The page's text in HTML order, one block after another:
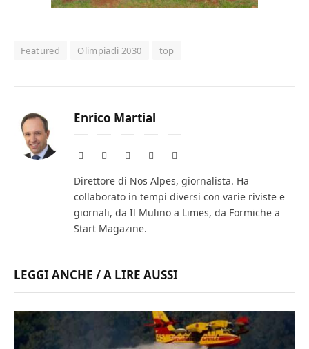
Featured Olimpiadi 2030 top
Enrico Martial
Website Facebook Instagram
Direttore di Nos Alpes, giornalista. Ha
collaborato in tempi diversi con varie riviste e
giornali, da Il Mulino a Limes, da Formiche a
Start Magazine.
LEGGI ANCHE / A LIRE AUSSI